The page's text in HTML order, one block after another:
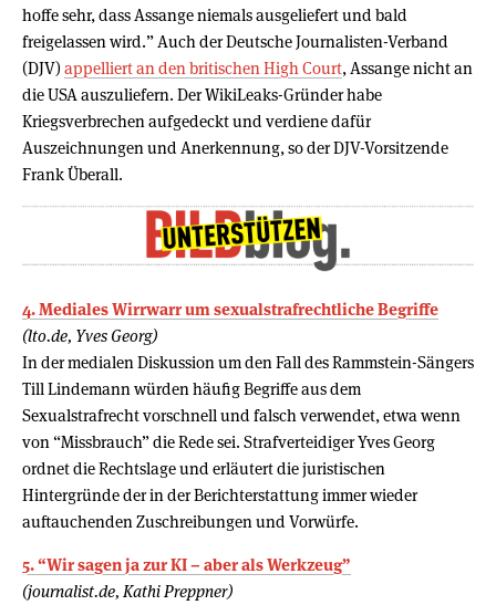
hoffe sehr, dass Assange niemals ausgeliefert und bald
freigelassen wird.” Auch der Deutsche Journalisten-Verband
(DJV) appelliert an den britischen High Court, Assange nicht an
die USA auszuliefern. Der WikiLeaks-Gründer habe
Kriegsverbrechen aufgedeckt und verdiene dafür
Auszeichnungen und Anerkennung, so der DJV-Vorsitzende
Frank Überall.
4. Mediales Wirr­warr um sexual­straf­recht­liche Begriffe
(lto.de, Yves Georg)
In der medialen Diskussion um den Fall des Rammstein-Sängers
Till Lindemann würden häufig Begriffe aus dem
Sexualstrafrecht vorschnell und falsch verwendet, etwa wenn
von “Missbrauch” die Rede sei. Strafverteidiger Yves Georg
ordnet die Rechtslage und erläutert die juristischen
Hintergründe der in der Berichterstattung immer wieder
auftauchenden Zuschreibungen und Vorwürfe.
5. “Wir sagen ja zur KI – aber als Werkzeug”
(journalist.de, Kathi Preppner)